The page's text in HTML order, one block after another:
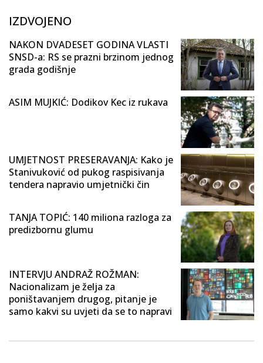
IZDVOJENO
NAKON DVADESET GODINA VLASTI
SNSD-a: RS se prazni brzinom jednog
grada godišnje
ASIM MUJKIĆ: Dodikov Kec iz rukava
UMJETNOST PRESERAVANJA: Kako je
Stanivuković od pukog raspisivanja
tendera napravio umjetnički čin
TANJA TOPIĆ: 140 miliona razloga za
predizbornu glumu
INTERVJU ANDRAŽ ROŽMAN:
Nacionalizam je želja za
poništavanjem drugog, pitanje je
samo kakvi su uvjeti da se to napravi